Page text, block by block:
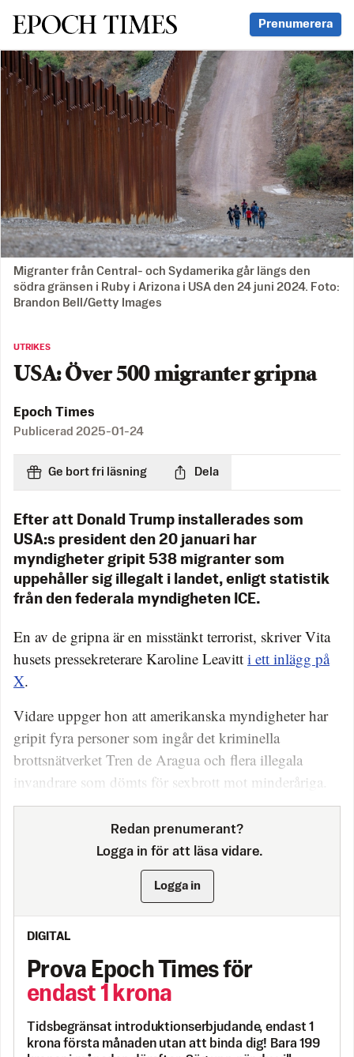
Svenska Epoch Times Prenumerera
Migranter från Central- och Sydamerika går längs den
södra gränsen i Ruby i Arizona i USA den 24 juni 2024. Foto:
Brandon Bell/Getty Images
UTRIKES
USA: Över 500 migranter gripna
Epoch Times
Publicerad 2025-01-24
Ge bort fri läsning Dela
Efter att Donald Trump installerades som
USA:s president den 20 januari har
myndigheter gripit 538 migranter som
uppehåller sig illegalt i landet, enligt statistik
från den federala myndigheten ICE.
En av de gripna är en misstänkt terrorist, skriver Vita
husets pressekreterare Karoline Leavitt i ett inlägg på
X.
Vidare uppger hon att amerikanska myndigheter har
gripit fyra personer som ingår det kriminella
brottsnätverket Tren de Aragua och flera illegala
invandrare som dömts för sexbrott mot minderåriga.
Redan prenumerant?
Logga in för att läsa vidare.
Logga in
DIGITAL
Prova Epoch Times för
endast 1 krona
Tidsbegränsat introduktionserbjudande, endast 1
krona första månaden utan att binda dig! Bara 199